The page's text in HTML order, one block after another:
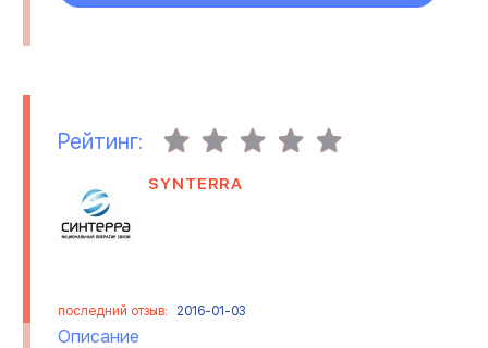
Рейтинг:
SYNTERRA
последний отзыв: 2016-01-03
Описание